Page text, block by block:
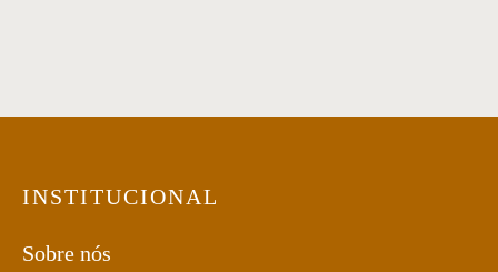
INSTITUCIONAL
Sobre nós